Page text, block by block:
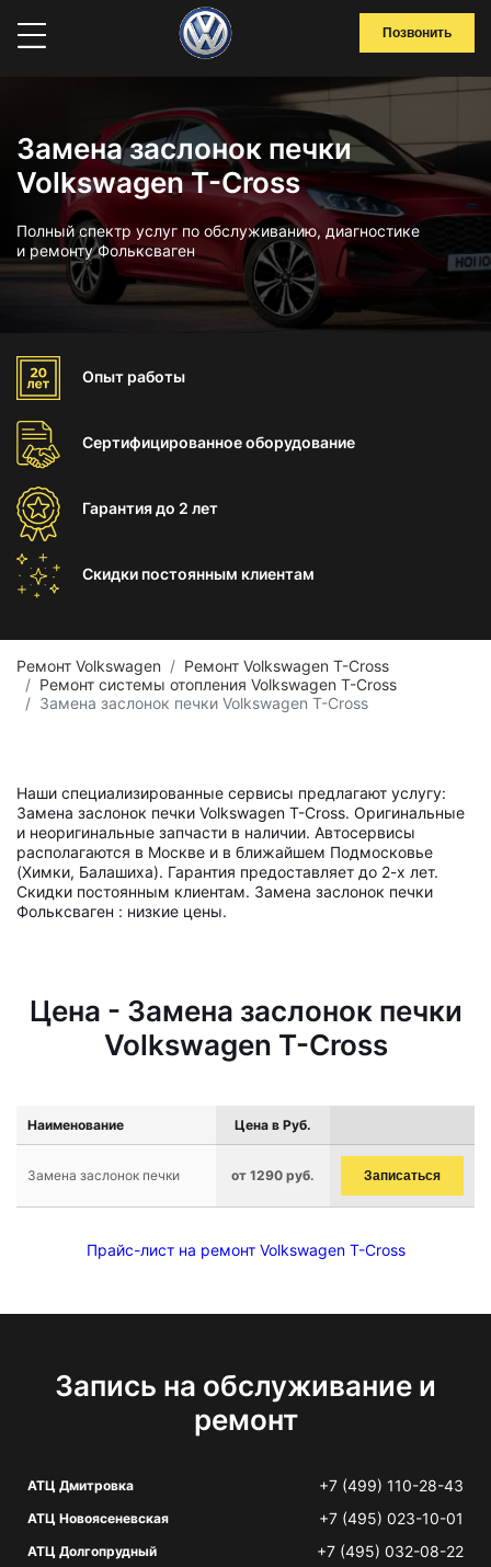
Позвонить
Замена заслонок печки
Volkswagen T-Cross
Полный спектр услуг по обслуживанию, диагностике
и ремонту Фольксваген
Опыт работы
Сертифицированноеоборудование
Гарантиядо 2 лет
Скидки постоянным клиентам
Ремонт Volkswagen
Ремонт Volkswagen T-Cross
Ремонт системы отопления Volkswagen T-Cross
Замена заслонок печки Volkswagen T-Cross
Наши специализированные сервисы предлагают услугу:
Замена заслонок печки Volkswagen T-Cross. Оригинальные
и неоригинальные запчасти в наличии. Автосервисы
располагаются в Москве и в ближайшем Подмосковье
(Химки, Балашиха). Гарантия предоставляет до 2-х лет.
Скидки постоянным клиентам. Замена заслонок печки
Фольксваген : низкие цены.
Цена - Замена заслонок печки
Volkswagen T-Cross
Наименование Цена в Руб.
Замена заслонок печки от 1290 руб. Записаться
Прайс-лист на ремонт Volkswagen T-Cross
Запись на обслуживание и
ремонт
АТЦ Дмитровка +7 (499) 110-28-43
АТЦ Новоясеневская +7 (495) 023-10-01
АТЦ Долгопрудный +7 (495) 032-08-22